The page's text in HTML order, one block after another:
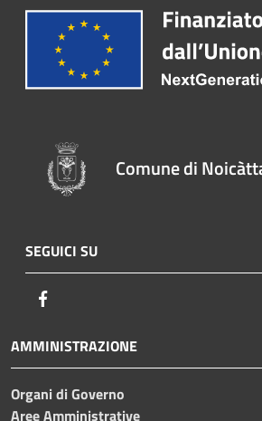
Comune di
SEGUICI SU
AMMINISTRAZIONE
Organi di Governo
Aree Amministrative